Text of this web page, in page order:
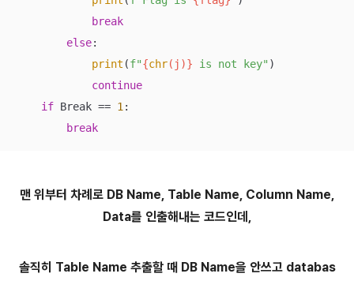
break
else:
print (f"{chr(j)} is not key" )
continue
if Break == 1 :
break
맨 위부터 차례로 DB Name, Table Name, Column Name,
Data를 인출해내는 코드인데,
솔직히 Table Name 추출할 때 DB Name을 안쓰고 databas